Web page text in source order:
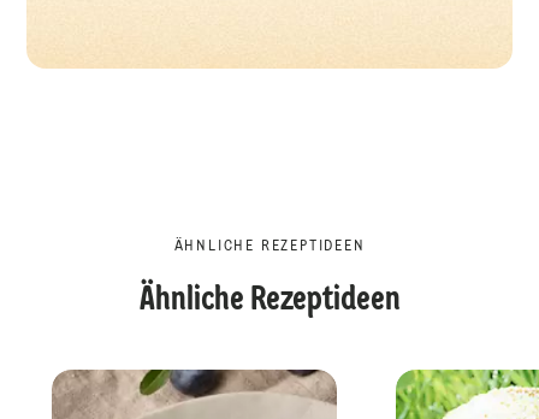
ÄHNLICHE REZEPTIDEEN
Ähnliche Rezeptideen